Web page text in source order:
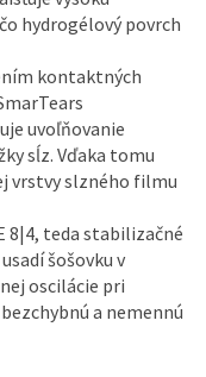
hydrogélový povrch
kontaktných
uvoľňovanie
sĺz. Vďaka tomu
vrstvy slzného filmu
8|4, teda stabilizačné
šošovku v
oscilácie pri
a nemennú